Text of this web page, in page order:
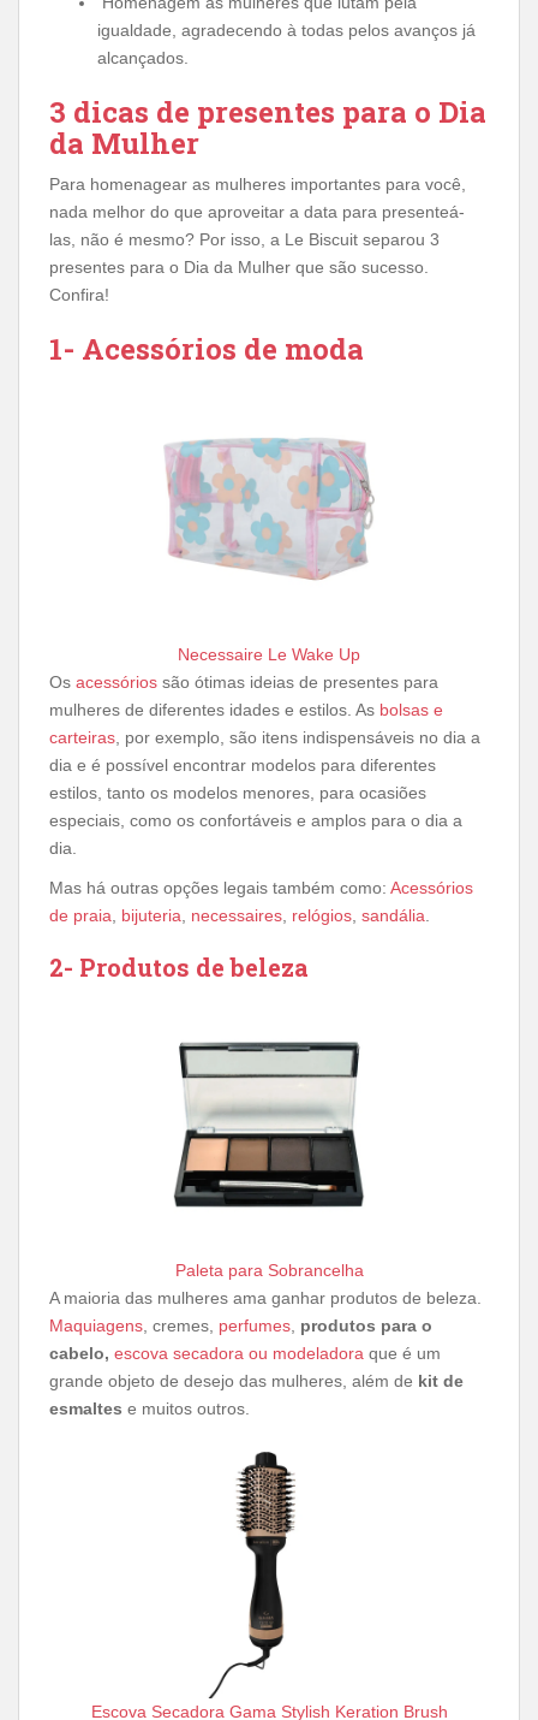
igualdade, agradecendo à todas pelos avanços já
alcançados.
3 dicas de presentes para o Dia
da Mulher
Para homenagear as mulheres importantes para você,
nada melhor do que aproveitar a data para presenteá-
las, não é mesmo? Por isso, a Le Biscuit separou 3
presentes para o Dia da Mulher que são sucesso.
Confira!
1- Acessórios de moda
Necessaire Le Wake Up
Os acessórios são ótimas ideias de presentes para
mulheres de diferentes idades e estilos. As bolsas e
carteiras , por exemplo, são itens indispensáveis no dia a
dia e é possível encontrar modelos para diferentes
estilos, tanto os modelos menores, para ocasiões
especiais, como os confortáveis e amplos para o dia a
dia.
Mas há outras opções legais também como: Acessórios
de praia
bijuteria necessaires relógios sandália
2- Produtos de beleza
Paleta para Sobrancelha
A maioria das mulheres ama ganhar produtos de beleza.
Maquiagens , cremes, perfumes produtos para o
cabelo, escova secadora ou modeladora que é um
grande objeto de desejo das mulheres, além de kit de
esmaltes e muitos outros.
Escova Secadora Gama Stylish Keration Brush